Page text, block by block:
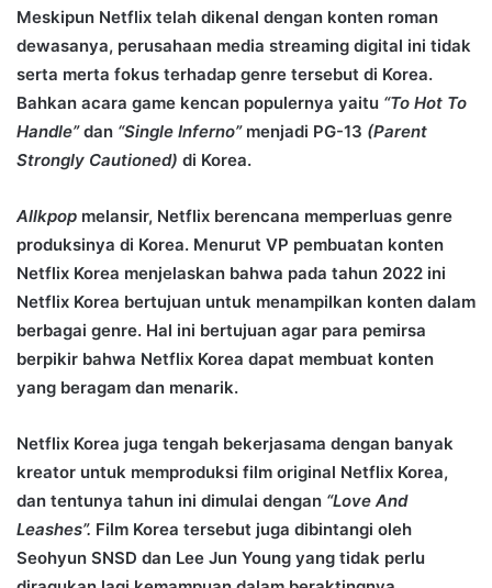
Meskipun Netflix telah dikenal dengan konten roman
dewasanya, perusahaan media streaming digital ini tidak
serta merta fokus terhadap genre tersebut di Korea.
Bahkan acara game kencan populernya yaitu “To Hot To
Handle”dan “Single Inferno”menjadi PG-13 (Parent
Strongly Cautioned) di Korea.
Allkpop melansir, Netflix berencana memperluas genre
produksinya di Korea. Menurut VP pembuatan konten
Netflix Korea menjelaskan bahwa pada tahun 2022 ini
Netflix Korea bertujuan untuk menampilkan konten dalam
berbagai genre. Hal ini bertujuan agar para pemirsa
berpikir bahwa Netflix Korea dapat membuat konten
yang beragam dan menarik.
Netflix Korea juga tengah bekerjasama dengan banyak
kreator untuk memproduksi film original Netflix Korea,
dan tentunya tahun ini dimulai dengan “Love And
Leashes”. Film Korea tersebut juga dibintangi oleh
Seohyun SNSD dan Lee Jun Young yang tidak perlu